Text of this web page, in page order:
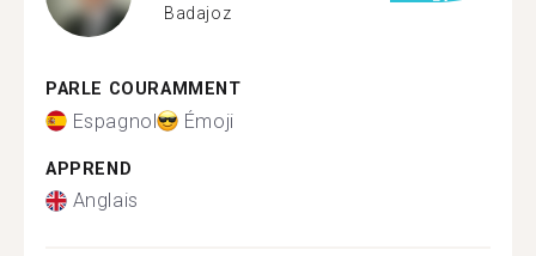
Badajoz
PARLE COURAMMENT
Espagnol Émoji
APPREND
Anglais